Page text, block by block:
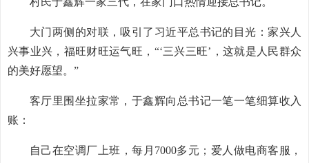
大门两侧的对联，吸引了习近平总书记的目光：家兴人
兴事业兴，福旺财旺运气旺，“‘三兴三旺’，这就是人民群众
的美好愿望。”
客厅里围坐拉家常，于鑫辉向总书记一笔一笔细算收入
账：
自己在空调厂上班，每月7000多元；爱人做电商客服，